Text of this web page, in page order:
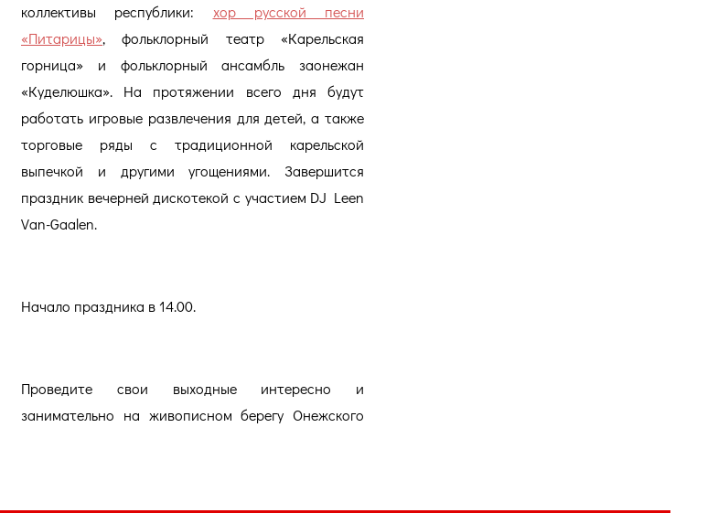
коллективы республики: хор русской песни
«Питарицы», фольклорный театр «Карельская
горница» и фольклорный ансамбль заонежан
«Куделюшка». На протяжении всего дня будут
работать игровые развлечения для детей, а также
торговые ряды с традиционной карельской
выпечкой и другими угощениями. Завершится
праздник вечерней дискотекой с участием DJ Leen
Van-Gaalen.
Начало праздника в 14.00.
Проведите свои выходные интересно и
занимательно на живописном берегу Онежского